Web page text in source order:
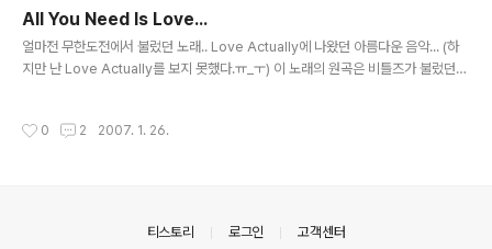
All You Need Is Love...
얼마전 무한도전에서 불렀던 노래.. Love Actually에 나왔던 아름다운 음악... (하
지만 난 Love Actually를 보지 못했다.ㅠ_ㅜ) 이 노래의 원곡은 비틀즈가 불렀던
thing you can sing that can't be sung (부를 수 없는 노래를 당신이 부를 수 없
0 2 2007. 1. 26.
티스토리 로그인 고객센터